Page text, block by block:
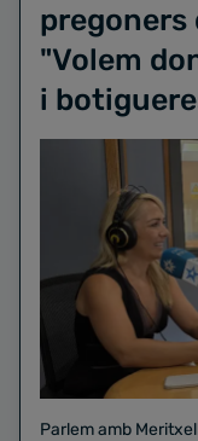
pregoners
"Volem
i
Parlem amb